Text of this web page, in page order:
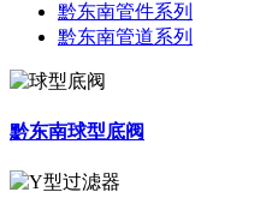
黔东南管件系列
黔东南管道系列
黔东南球型底阀